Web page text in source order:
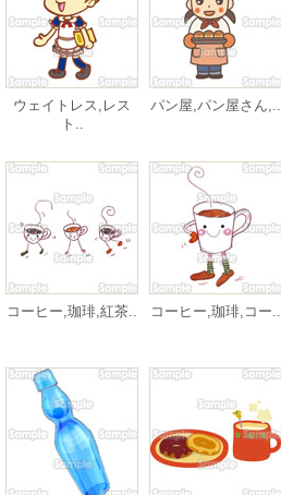
ウェイトレス,レス
ト..
パン屋,パン屋さん,..
コーヒー,珈琲,紅茶.. コーヒー,珈琲,コー..